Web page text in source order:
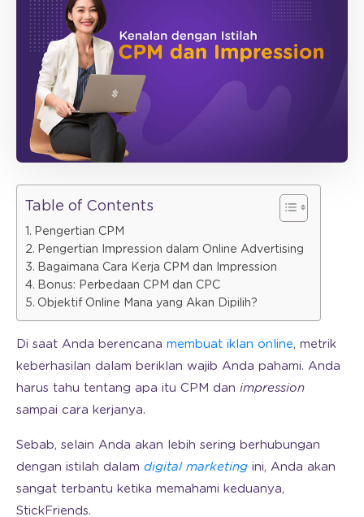
Table of Contents
Pengertian CPM
Pengertian Impression dalam Online Advertising
Bagaimana Cara Kerja CPM dan Impression
Bonus: Perbedaan CPM dan CPC
Objektif Online Mana yang Akan Dipilih?
Di saat Anda berencana membuat iklan online, metrik
keberhasilan dalam beriklan wajib Anda pahami. Anda
harus tahu tentang apa itu CPM dan impression
sampai cara kerjanya.
Sebab, selain Anda akan lebih sering berhubungan
dengan istilah dalam digital marketing ini, Anda akan
sangat terbantu ketika memahami keduanya,
StickFriends.